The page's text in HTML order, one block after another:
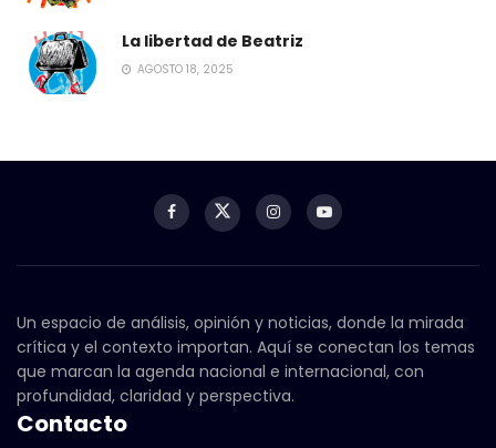
La libertad de Beatriz
AGOSTO 18, 2025
Un espacio de análisis, opinión y noticias, donde la mirada
crítica y el contexto importan. Aquí se conectan los temas
que marcan la agenda nacional e internacional, con
profundidad, claridad y perspectiva.
Contacto